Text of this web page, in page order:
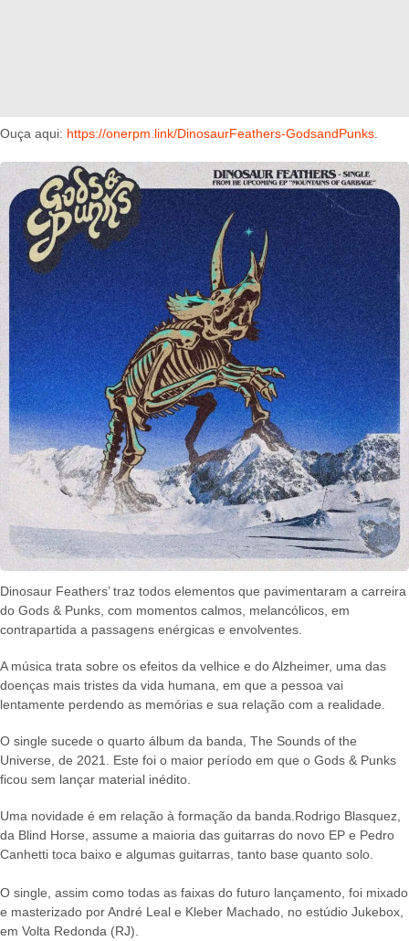
Ouça aqui: https://onerpm.link/DinosaurFeathers-GodsandPunks.
Dinosaur Feathers’ traz todos elementos que pavimentaram a carreira
do Gods & Punks, com momentos calmos, melancólicos, em
contrapartida a passagens enérgicas e envolventes.
A música trata sobre os efeitos da velhice e do Alzheimer, uma das
doenças mais tristes da vida humana, em que a pessoa vai
lentamente perdendo as memórias e sua relação com a realidade.
O single sucede o quarto álbum da banda, The Sounds of the
Universe, de 2021. Este foi o maior período em que o Gods & Punks
ficou sem lançar material inédito.
Uma novidade é em relação à formação da banda.Rodrigo Blasquez,
da Blind Horse, assume a maioria das guitarras do novo EP e Pedro
Canhetti toca baixo e algumas guitarras, tanto base quanto solo.
O single, assim como todas as faixas do futuro lançamento, foi mixado
e masterizado por André Leal e Kleber Machado, no estúdio Jukebox,
em Volta Redonda (RJ).